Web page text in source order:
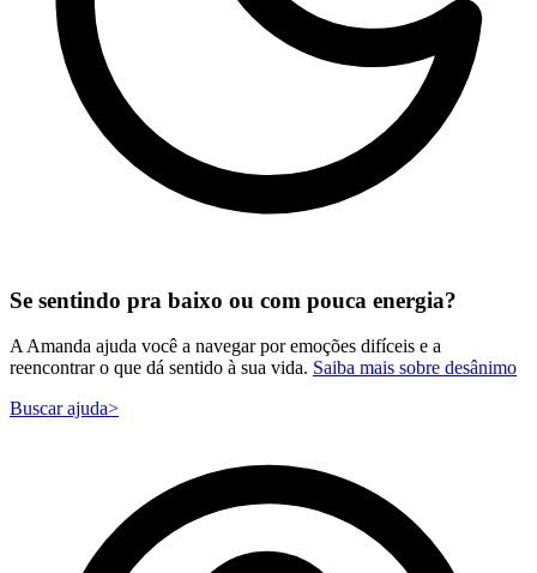
Se sentindo pra baixo ou com pouca energia?
A Amanda ajuda você a navegar por emoções difíceis e a
reencontrar o que dá sentido à sua vida. Saiba mais sobre desânimo
Buscar ajuda>